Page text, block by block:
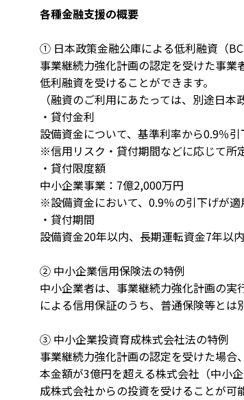
各種金融支援の概要
① 日本政策金融公庫による低利融資（
事業継続力強化計画の認定を受けた事業
低利融資を受けることができます。
（融資のご利用にあたっては、別途日本
・貸付金利
設備資金について、基準利率から0.9％
※信用リスク・貸付期間などに応じて所
・貸付限度額
中小企業事業：7億2,000万円
※設備資金において、0.9％の引下げが適
・貸付期間
設備資金20年以内、長期運転資金7年以
② 中小企業信用保険法の特例
中小企業者は、事業継続力強化計画の
による信用保証のうち、普通保険等とは
③ 中小企業投資育成株式会社法の特例
事業継続力強化計画の認定を受けた場
本金額が3億円を超える株式会社（中小
成株式会社からの投資を受けることが可